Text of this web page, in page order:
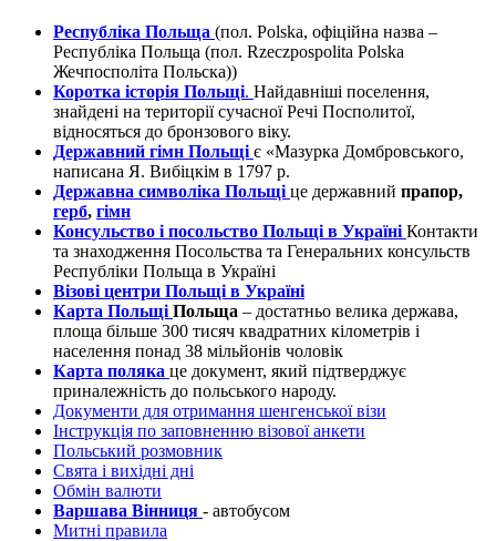
Республіка Польща (пол. Polska, офіційна назва –
Республіка Польща (пол. Rzeczpospolita Polska
Жечпосполіта Польска))
Коротка історія Польщі. Найдавніші поселення,
знайдені на території сучасної Речі Посполитої,
відносяться до бронзового віку.
Державний гімн Польщі є «Мазурка Домбровського,
написана Я. Вибіцкім в 1797 р.
Державна символіка Польщі це державний прапор,
герб, гімн
Консульство і посольство Польщі в Україні Контакти
та знаходження Посольства та Генеральних консульств
Республіки Польща в Україні
Візові центри Польщі в Україні
Карта Польщі Польща – достатньо велика держава,
площа більше 300 тисяч квадратних кілометрів і
населення понад 38 мільйонів чоловік
Карта поляка це документ, який підтверджує
приналежність до польського народу.
Документи для отримання шенгенської візи
Інструкція по заповненню візової анкети
Польський розмовник
Свята і вихідні дні
Обмін валюти
Варшава Вінниця - автобусом
Митні правила